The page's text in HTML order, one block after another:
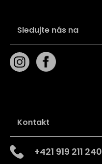
Sledujte nás na
Kontakt
+421 919 211 240